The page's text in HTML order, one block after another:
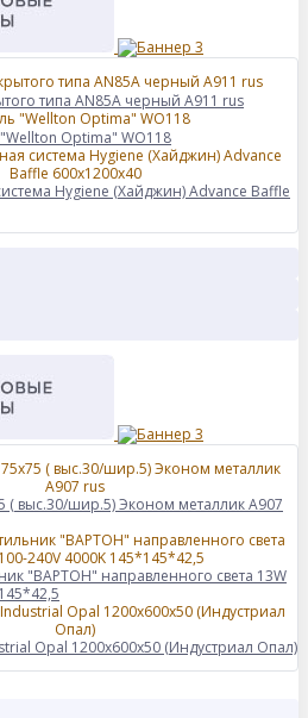
типа AN85A черный А911 rus
Optima" WO118
Hygiene (Хайджин) Advance Baffle
( выс.30/шир.5) Эконом металлик А907
"ВАРТОН" направленного света 13W
Opal 1200x600x50 (Индустриал Опал)